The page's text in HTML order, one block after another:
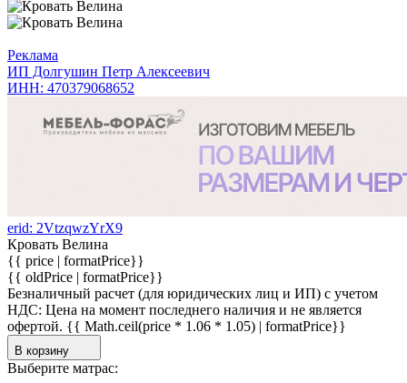
Реклама
ИП Долгушин Петр Алексеевич
ИНН: 470379068652
erid: 2VtzqwzYrX9
Кровать Велина
{{ price | formatPrice}}
{{ oldPrice | formatPrice}}
Безналичный расчет (для юридических лиц и ИП) с учетом
НДС: Цена на момент последнего наличия и не является
офертой. {{ Math.ceil(price * 1.06 * 1.05) | formatPrice}}
В корзину
Выберите матрас: